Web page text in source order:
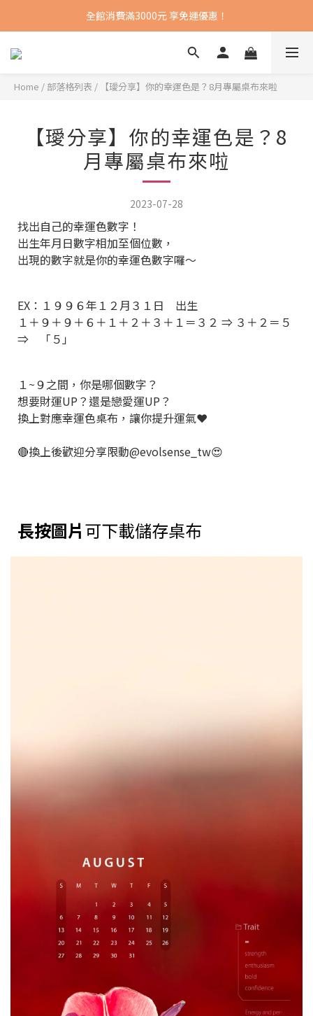
全館消費滿3000元 享免運優惠！
Home / 部落格列表 / 【璦分享】你的幸運色是？8月專屬桌布來啦
【璦分享】你的幸運色是？8
月專屬桌布來啦
2023-07-28
找出自己的幸運色數字！
出生年月日數字相加至個位數，
出現的數字就是你的幸運色數字囉～
EX：１９９６年１２月３１日 出生
１＋９＋９＋６＋１＋２＋３＋１＝３２ ⇒ ３＋２＝５
⇒ 「５」
１~９之間，你是哪個數字？
想要財運UP？還是戀愛運UP？
換上對應幸運色桌布，讓你提升運氣❤️
🔴換上後歡迎分享限動@evolsense_tw😍
長按圖片可下載儲存桌布